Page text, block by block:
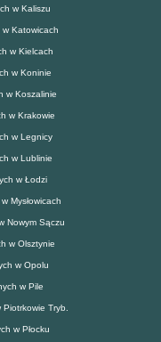
w Kaliszu
Katowicach
w Kielcach
w Koninie
w Koszalinie
w Krakowie
w Legnicy
w Lublinie
w Łodzi
Mysłowicach
Nowym Sączu
w Olsztynie
w Opolu
w Pile
Tryb.
w Płocku